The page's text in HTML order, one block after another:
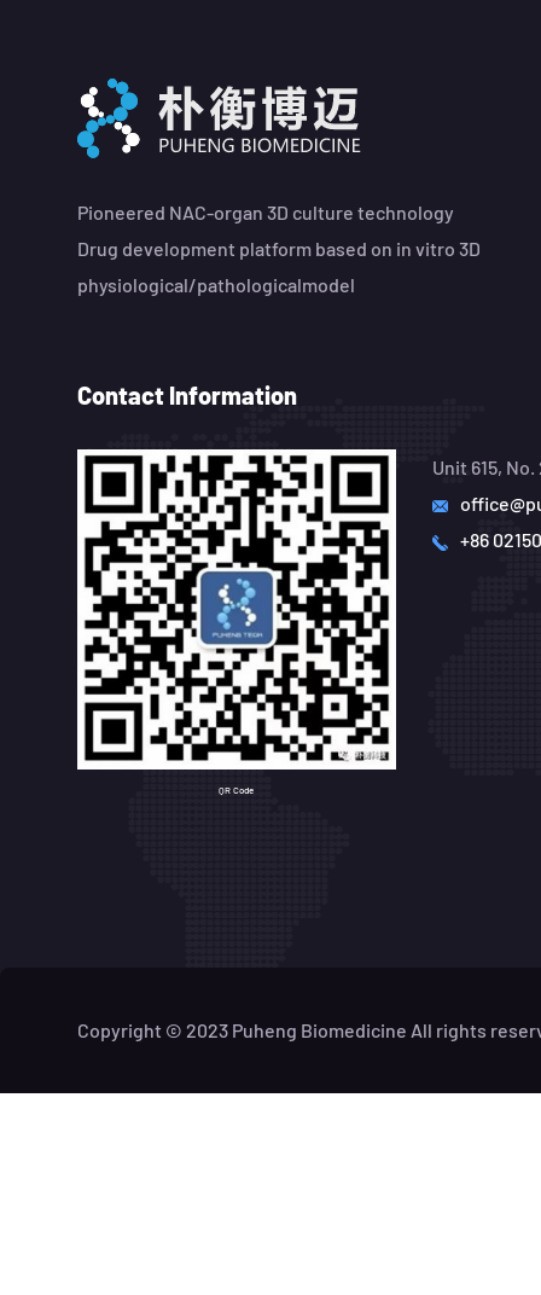
Pioneered NAC-organ 3D culture technology
Drug development platform based on in vitro 3D
physiological/pathologicalmodel
Contact Information
QR Code
Unit 615,
+86
Copyright © 2023 Puheng Biomedicine All rights